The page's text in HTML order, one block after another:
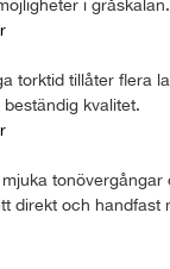
i gråskalan.
torktid tillåter flera
kvalitet.
tonövergångar
direkt och handfast